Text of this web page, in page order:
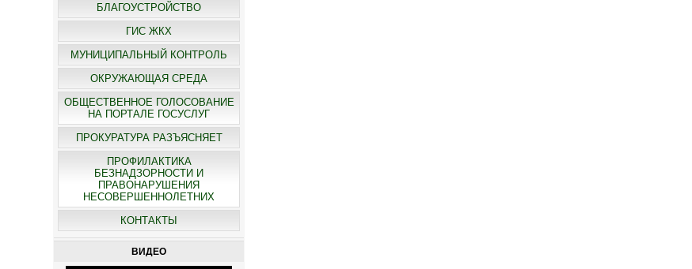
БЛАГОУСТРОЙСТВО
ГИС ЖКХ
МУНИЦИПАЛЬНЫЙ КОНТРОЛЬ
ОКРУЖАЮЩАЯ СРЕДА
ОБЩЕСТВЕННОЕ ГОЛОСОВАНИЕ
НА ПОРТАЛЕ ГОСУСЛУГ
ПРОКУРАТУРА РАЗЪЯСНЯЕТ
ПРОФИЛАКТИКА
БЕЗНАДЗОРНОСТИ И
ПРАВОНАРУШЕНИЯ
НЕСОВЕРШЕННОЛЕТНИХ
КОНТАКТЫ
ВИДЕО